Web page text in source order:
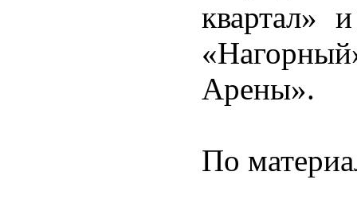
квартал»
Арены».
По